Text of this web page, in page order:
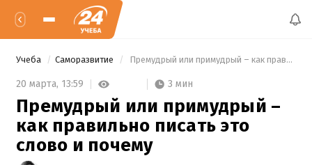
Учеба Саморазвитие Премудрый или примудрый – как правильно писать это слово и почему
20 марта, 13:59 3 мин
Премудрый или примудрый –
как правильно писать это
слово и почему